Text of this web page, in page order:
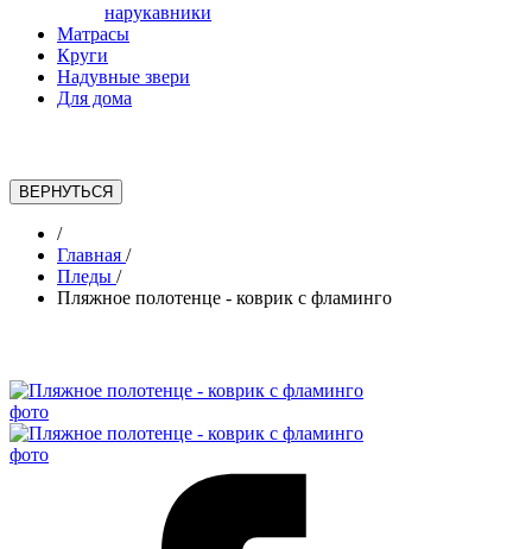
нарукавники
Матрасы
Круги
Надувные звери
Для дома
/
Главная /
Пледы /
Пляжное полотенце - коврик с фламинго